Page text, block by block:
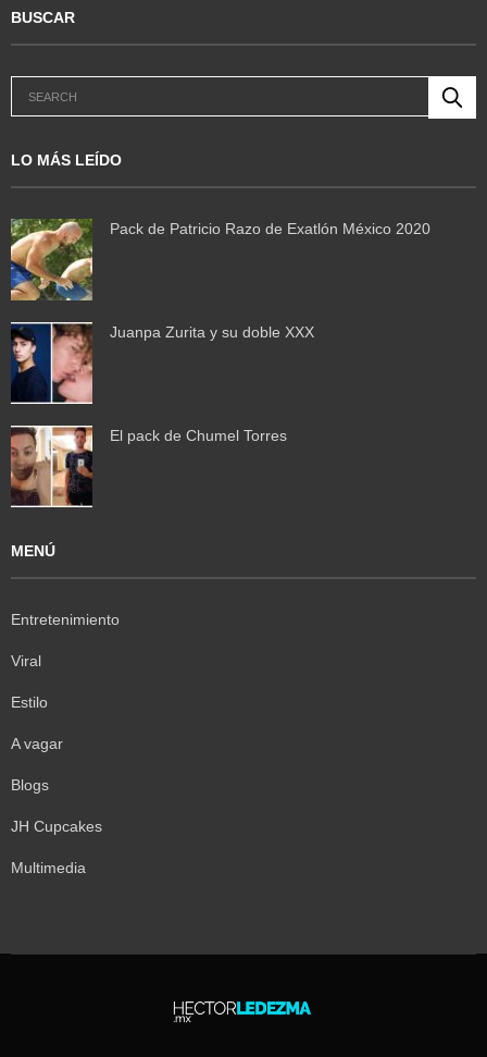
BUSCAR
LO MÁS LEÍDO
Pack de Patricio Razo de Exatlón México 2020
Juanpa Zurita y su doble XXX
El pack de Chumel Torres
MENÚ
Entretenimiento
Viral
Estilo
A vagar
Blogs
JH Cupcakes
Multimedia